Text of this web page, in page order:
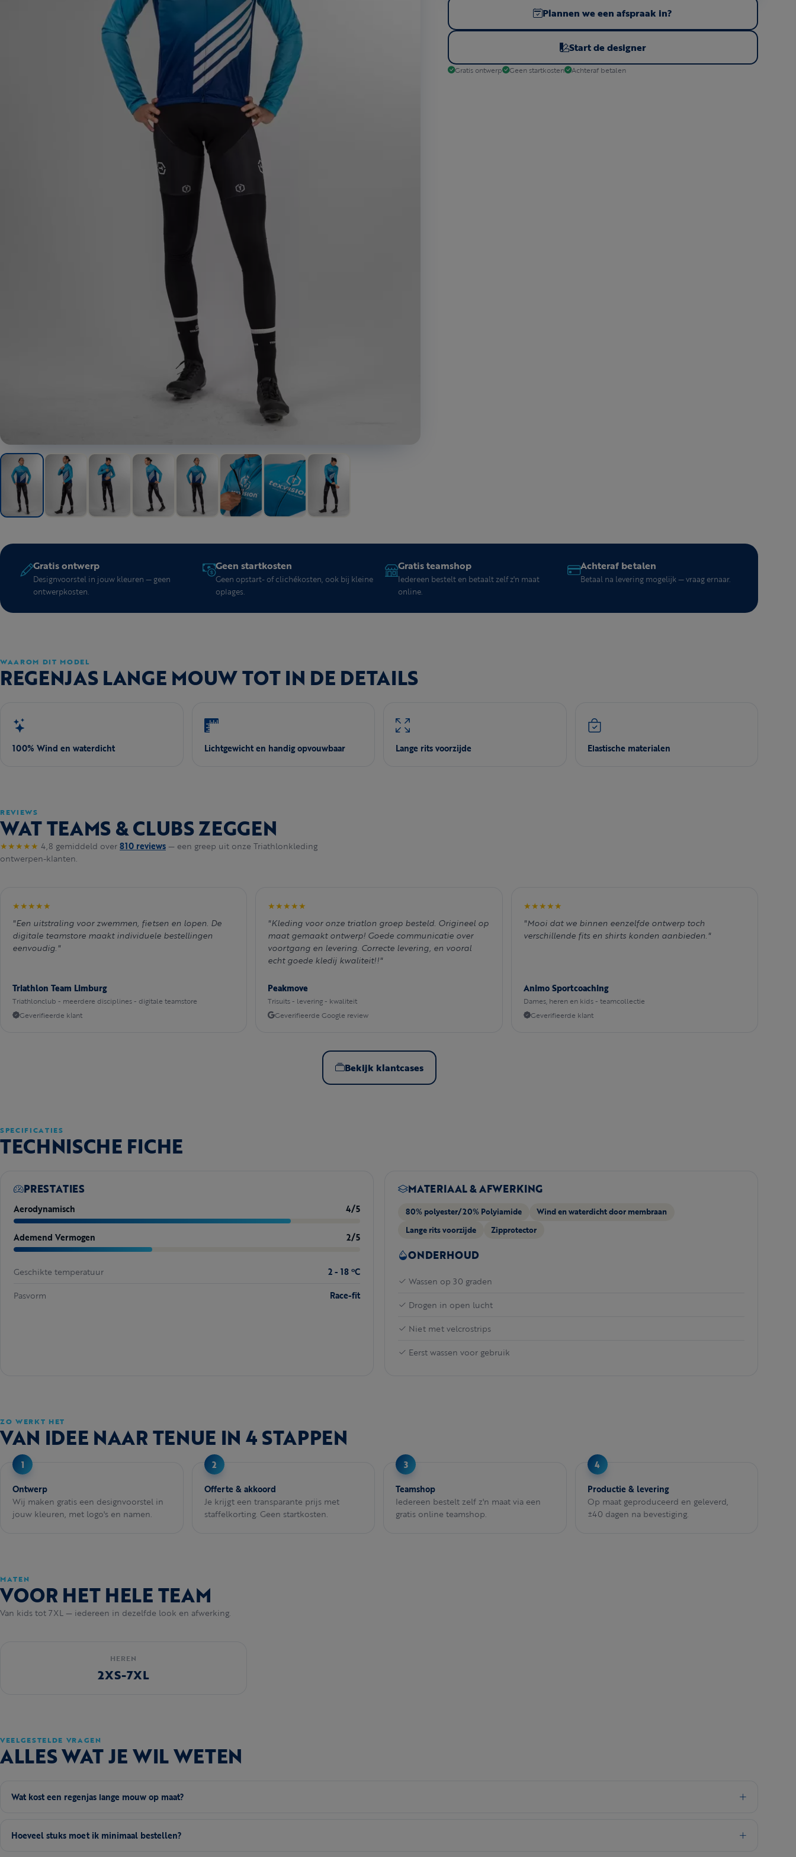
Plannen we een afspraak in?
Start de designer
Gratis ontwerp Geen startkosten Achteraf betalen
Gratis ontwerp
Designvoorstel in jouw kleuren — geen
ontwerpkosten.
Geen startkosten
Geen opstart- of clichékosten, ook bij kleine
oplages.
Gratis teamshop
Iedereen bestelt en betaalt zelf z'n maat
online.
Achteraf betalen
Betaal na levering mogelijk — vraag ernaar.
WAAROM DIT MODEL
REGENJAS LANGE MOUW TOT IN DE DETAILS
100% Wind en waterdicht Lichtgewicht en handig opvouwbaar Lange rits voorzijde Elastische materialen
REVIEWS
WAT TEAMS & CLUBS ZEGGEN
★★★★★ 4,8 gemiddeld over810 reviews— een greep uit onze Triathlonkleding
ontwerpen-klanten.
★★★★★
"Een uitstraling voor zwemmen, fietsen en lopen. De
digitale teamstore maakt individuele bestellingen
eenvoudig."
Triathlon Team Limburg
Triathlonclub - meerdere disciplines - digitale teamstore
Geverifieerde klant
★★★★★
"Kleding voor onze triatlon groep besteld. Origineel op
maat gemaakt ontwerp! Goede communicatie over
voortgang en levering. Correcte levering, en vooral
echt goede kledij kwaliteit!!"
Peakmove
Trisuits - levering - kwaliteit
Geverifieerde Google review
★★★★★
"Mooi dat we binnen eenzelfde ontwerp toch
verschillende fits en shirts konden aanbieden."
Animo Sportcoaching
Dames, heren en kids - teamcollectie
Geverifieerde klant
Bekijk klantcases
SPECIFICATIES
TECHNISCHE FICHE
PRESTATIES
Aerodynamisch 4/5
Ademend Vermogen 2/5
Geschikte temperatuur
2 - 18 ºC
Pasvorm
Race-fit
MATERIAAL & AFWERKING
80% polyester/20% Polyiamide
Wind en waterdicht door membraan
Lange rits voorzijde
Zipprotector
ONDERHOUD
Wassen op 30 graden
Drogen in open lucht
Niet met velcrostrips
Eerst wassen voor gebruik
ZO WERKT HET
VAN IDEE NAAR TENUE IN 4 STAPPEN
Ontwerp
Wij maken gratis een designvoorstel in
jouw kleuren, met logo's en namen.
Offerte & akkoord
Je krijgt een transparante prijs met
staffelkorting. Geen startkosten.
Teamshop
Iedereen bestelt zelf z'n maat via een
gratis online teamshop.
Productie & levering
Op maat geproduceerd en geleverd,
±40 dagen na bevestiging.
MATEN
VOOR HET HELE TEAM
Van kids tot 7XL — iedereen in dezelfde look en afwerking.
HEREN
2XS-7XL
VEELGESTELDE VRAGEN
ALLES WAT JE WIL WETEN
Wat kost een regenjas lange mouw op maat?
Hoeveel stuks moet ik minimaal bestellen?